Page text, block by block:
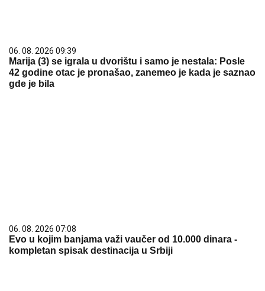
06. 08. 2026 09:39
Marija (3) se igrala u dvorištu i samo je nestala: Posle
42 godine otac je pronašao, zanemeo je kada je saznao
gde je bila
06. 08. 2026 07:08
Evo u kojim banjama važi vaučer od 10.000 dinara -
kompletan spisak destinacija u Srbiji